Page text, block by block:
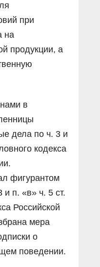
при
на
продукции, а
в
дела по ч. 3 и
кодекса
фигурантом
и п. «в» ч. 5 ст.
Российской
мера
о
поведении.